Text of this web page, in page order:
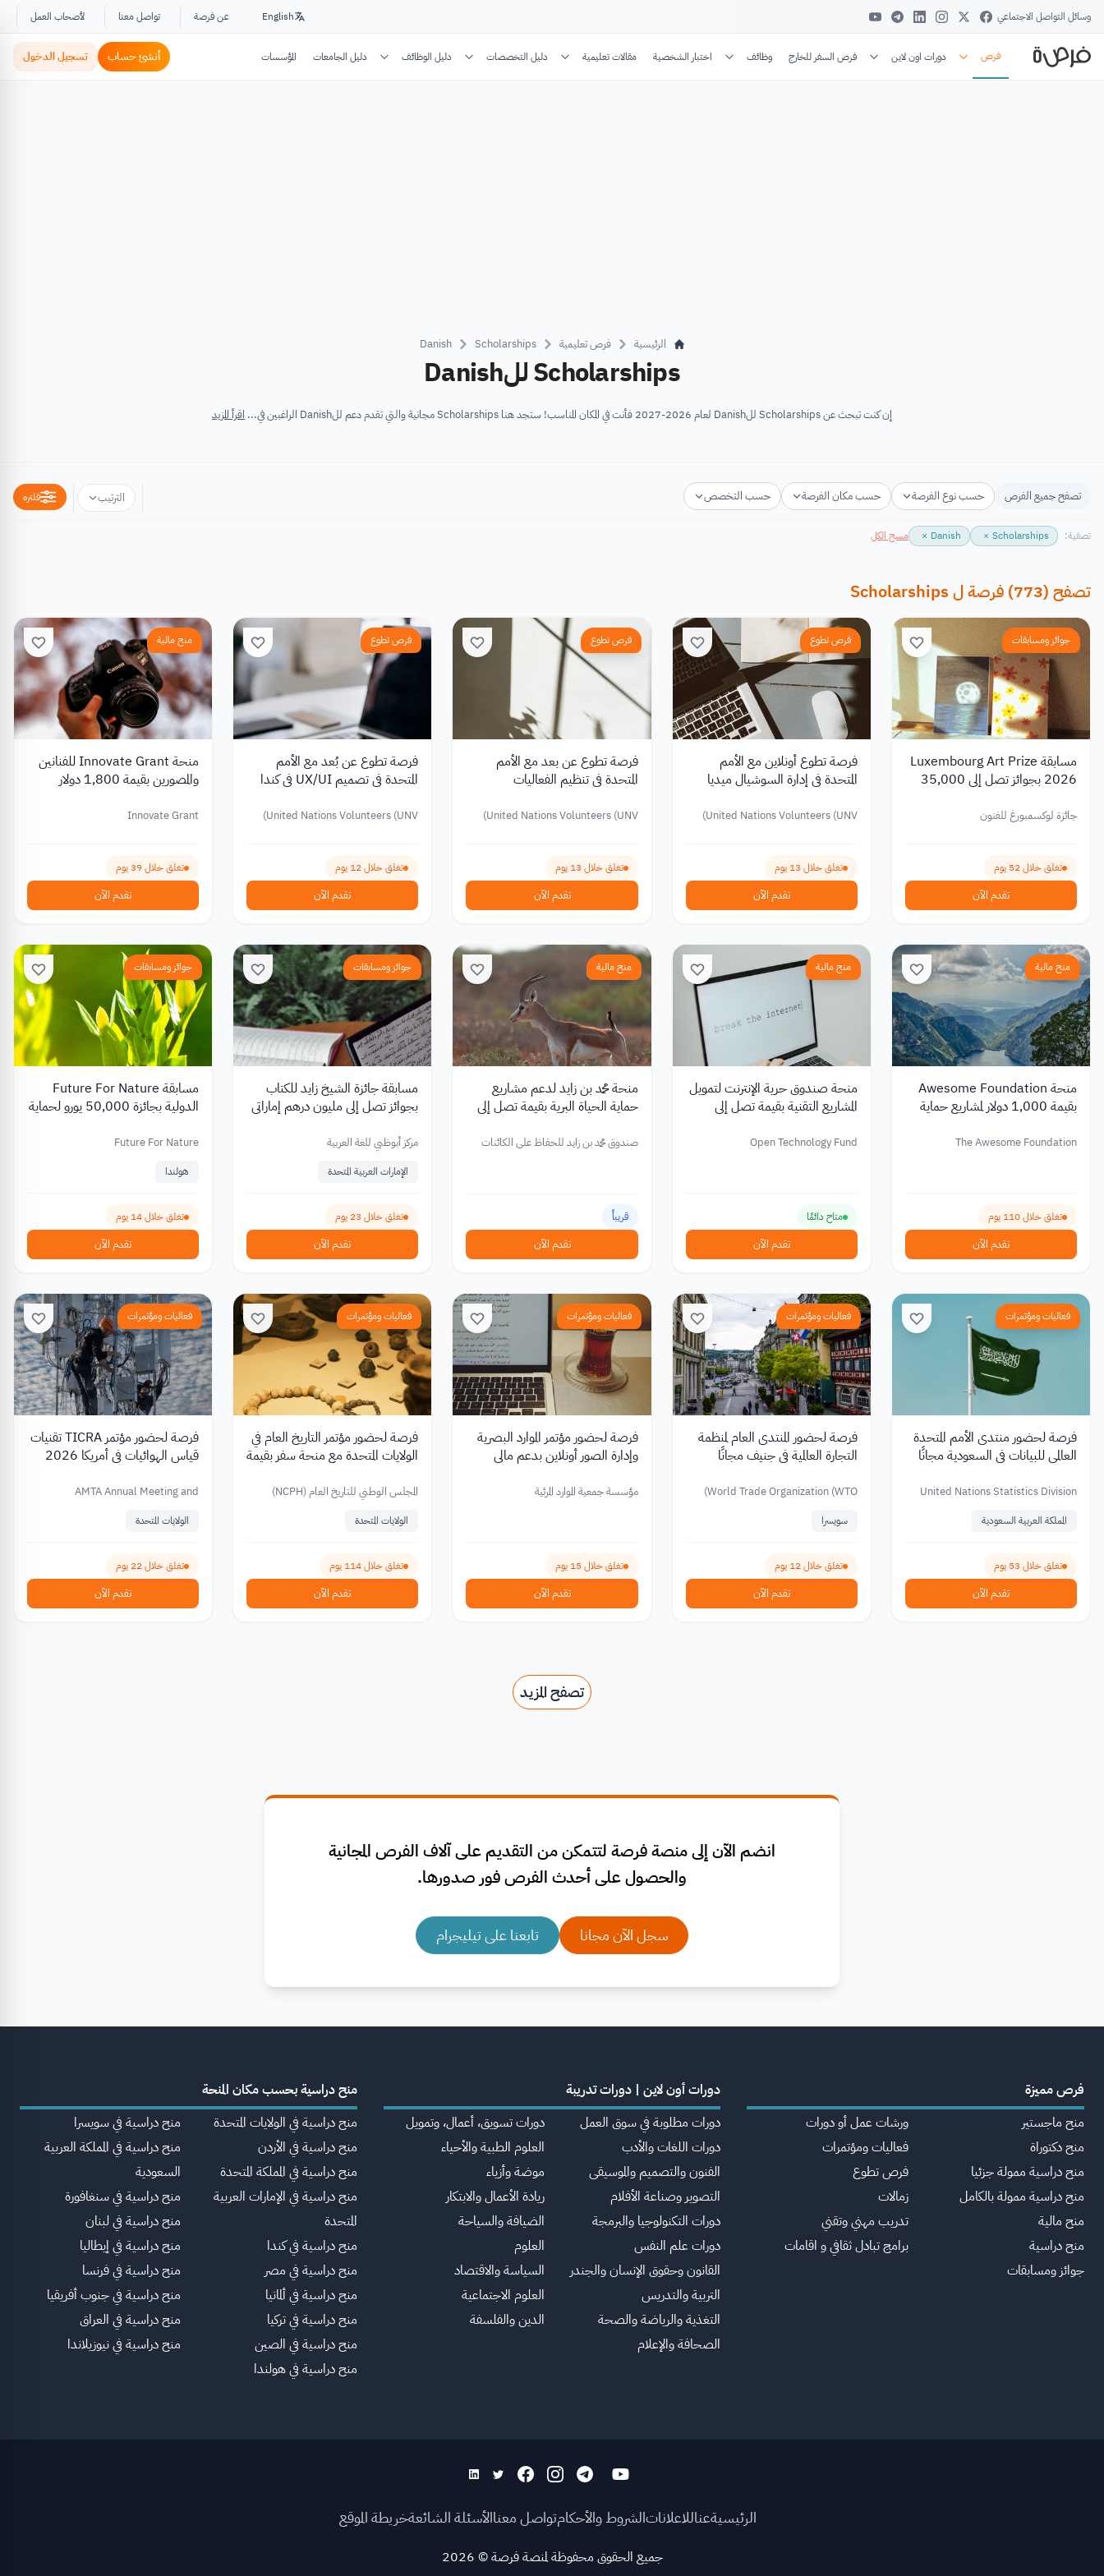
وسائل التواصل الاجتماعي English عن فرصة تواصل معنا لأصحاب العمل
فرص دورات اون لاين فرص السفر للخارج وظائف اختبار الشخصية مقالات تعليمية دليل التخصصات دليل الوظائف دليل الجامعات المؤسسات أنشئ حساب تسجيل الدخول
الرئيسية فرص تعليمية Scholarships
Danish
Scholarships للDanish
إن كنت تبحث عن Scholarships للDanish لعام 2026-2027 فأنت في المكان المناسب! ستجد هنا Scholarships مجانية والتي تقدم دعم للDanish الراغبين في... اقرأ المزيد
تصفح جميع الفرص حسب نوع الفرصة حسب مكان الفرصة حسب التخصص الترتيب فلتره
تصفية: Scholarships
×
Danish
× مسح الكل
تصفح (
773
) فرصةلScholarships
جوائز ومسابقات
مسابقة Luxembourg Art Prize
2026 بجوائز تصل إلى 35,000
جائزة لوكسمبورغ للفنون
تغلق خلال 52 يوم
تقدم الآن
فرص تطوع
فرصة تطوع أونلاين مع الأمم
المتحدة في إدارة السوشيال ميديا
United Nations Volunteers (UNV)
تغلق خلال 13 يوم
تقدم الآن
فرص تطوع
فرصة تطوع عن بعد مع الأمم
المتحدة في تنظيم الفعاليات
United Nations Volunteers (UNV)
تغلق خلال 13 يوم
تقدم الآن
فرص تطوع
فرصة تطوع عن بُعد مع الأمم
المتحدة في تصميم UX/UI في كندا
United Nations Volunteers (UNV)
تغلق خلال 12 يوم
تقدم الآن
منح مالية
منحة Innovate Grant للفنانين
والمصورين بقيمة 1,800 دولار
Innovate Grant
تغلق خلال 39 يوم
تقدم الآن
منح مالية
منحة Awesome Foundation
بقيمة 1,000 دولار لمشاريع حماية
The Awesome Foundation
تغلق خلال 110 يوم
تقدم الآن
منح مالية
منحة صندوق حرية الإنترنت لتمويل
المشاريع التقنية بقيمة تصل إلى
Open Technology Fund
متاح دائمًا
تقدم الآن
منح مالية
منحة محمد بن زايد لدعم مشاريع
حماية الحياة البرية بقيمة تصل إلى
صندوق محمد بن زايد للحفاظ على الكائنات
قريباً
تقدم الآن
جوائز ومسابقات
مسابقة جائزة الشيخ زايد للكتاب
بجوائز تصل إلى مليون درهم إماراتي
مركز أبوظبي للغة العربية
الإمارات العربية المتحدة
تغلق خلال 23 يوم
تقدم الآن
جوائز ومسابقات
مسابقة Future For Nature
الدولية بجائزة 50,000 يورو لحماية
Future For Nature
هولندا
تغلق خلال 14 يوم
تقدم الآن
فعاليات ومؤتمرات
فرصة لحضور منتدى الأمم المتحدة
العالمي للبيانات في السعودية مجانًا
United Nations Statistics Division
المملكة العربية السعودية
تغلق خلال 53 يوم
تقدم الآن
فعاليات ومؤتمرات
فرصة لحضور المنتدى العام لمنظمة
التجارة العالمية في جنيف مجانًا
World Trade Organization (WTO)
سويسرا
تغلق خلال 12 يوم
تقدم الآن
فعاليات ومؤتمرات
فرصة لحضور مؤتمر الموارد البصرية
وإدارة الصور أونلاين بدعم مالي
مؤسسة جمعية الموارد المرئية
تغلق خلال 15 يوم
تقدم الآن
فعاليات ومؤتمرات
فرصة لحضور مؤتمر التاريخ العام في
الولايات المتحدة مع منحة سفر بقيمة
المجلس الوطني للتاريخ العام (NCPH)
الولايات المتحدة
تغلق خلال 114 يوم
تقدم الآن
فعاليات ومؤتمرات
فرصة لحضور مؤتمر TICRA تقنيات
قياس الهوائيات في أمريكا 2026
AMTA Annual Meeting and
الولايات المتحدة
تغلق خلال 22 يوم
تقدم الآن
تصفح المزيد
انضم الآن إلى منصة فرصة لتتمكن من التقديم على آلاف الفرص المجانية
والحصول على أحدث الفرص فور صدورها.
سجل الآن مجانا تابعنا على تيليجرام
فرص مميزة
منح ماجستير
منح دكتوراة
منح دراسية ممولة جزئيا
منح دراسية ممولة بالكامل
منح مالية
منح دراسية
جوائز ومسابقات
ورشات عمل أو دورات
فعاليات ومؤتمرات
فرص تطوع
زمالات
تدريب مهني وتقني
برامج تبادل ثقافي و اقامات
دورات أون لاين | دورات تدريبة
دورات مطلوبة في سوق العمل
دورات اللغات والأدب
الفنون والتصميم والموسيقى
التصوير وصناعة الأفلام
دورات التكنولوجيا والبرمجة
دورات علم النفس
القانون وحقوق الإنسان والجندر
التربية والتدريس
التغذية والرياضة والصحة
الصحافة والإعلام
دورات تسويق، أعمال، وتمويل
العلوم الطبية والأحياء
موضة وأزياء
ريادة الأعمال والابتكار
الضيافة والسياحة
العلوم
السياسة والاقتصاد
العلوم الاجتماعية
الدين والفلسفة
منح دراسية بحسب مكان المنحة
منح دراسية في الولايات المتحدة
منح دراسية في الأردن
منح دراسية في المملكة المتحدة
منح دراسية في الإمارات العربية
المتحدة
منح دراسية في كندا
منح دراسية في مصر
منح دراسية في ألمانيا
منح دراسية في تركيا
منح دراسية في الصين
منح دراسية في هولندا
منح دراسية في سويسرا
منح دراسية في المملكة العربية
السعودية
منح دراسية في سنغافورة
منح دراسية في لبنان
منح دراسية في إيطاليا
منح دراسية في فرنسا
منح دراسية في جنوب أفريقيا
منح دراسية في العراق
منح دراسية في نيوزيلاندا
الرئيسيةعناللاعلاناتالشروط والأحكامتواصل معناالأسئلة الشائعةخريطة الموقع
جميع الحقوق محفوظة لمنصة فرصة©
2026